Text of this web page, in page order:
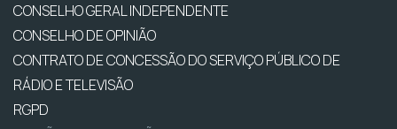
CONSELHO GERAL INDEPENDENTE
CONSELHO DE OPINIÃO
CONTRATO DE CONCESSÃO DO SERVIÇO PÚBLICO DE
RÁDIO E TELEVISÃO
RGPD